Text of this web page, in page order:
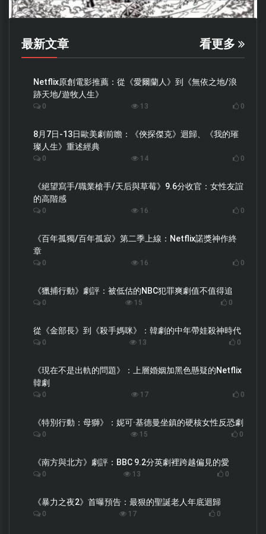
最新文章 看更多
Netflix原創電影推薦：從《愛爾蘭人》到《無依之地/浪
跡天地/遊牧人生》
0 13 0
8月7日-13日歐美劇前瞻：《俠探傑克》迴歸、《我的璀
璨人生》重述經典
0 14 0
《絕望寫手/職業槍手/天后與草莓》9.6分收官：女性友誼
的高階感
0 16 0
《百年孤獨/百年孤寂》第二季上線：Netflix諾獎神作終
章
0 16 0
《獵捕行動》劇評：被低估的NBC犯罪爽劇值不值得追
0 15 0
從《金部長》到《殺手媽咪》：韓劇的中年帶娃殺神時代
0 13 0
《現在不是出軌的問題》：上層婚姻加黑色懸疑的Netflix
韓劇
0 17 0
《特別行動：母獅》：妮可·基德曼坐鎮的硬核女性反恐劇
0 15 0
《南方與北方》劇評：BBC 9.2分英劇裡跨越偏見的愛
0 13 0
《暴力之夜2》首曝預告：最狠的聖誕老人年底迴歸
0 17 0